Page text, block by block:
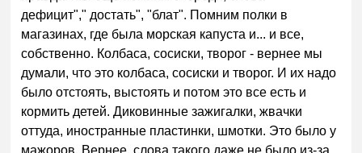
дефицит"," достать", "блат". Помним полки в
магазинах, где была морская капуста и... и все,
собственно. Колбаса, сосиски, творог - вернее мы
думали, что это колбаса, сосиски и творог. И их надо
было отстоять, выстоять и потом это все есть и
кормить детей. Диковинные зажигалки, жвачки
оттуда, иностранные пластинки, шмотки. Это было у
мажоров. Вернее, слова такого даже не было из-за